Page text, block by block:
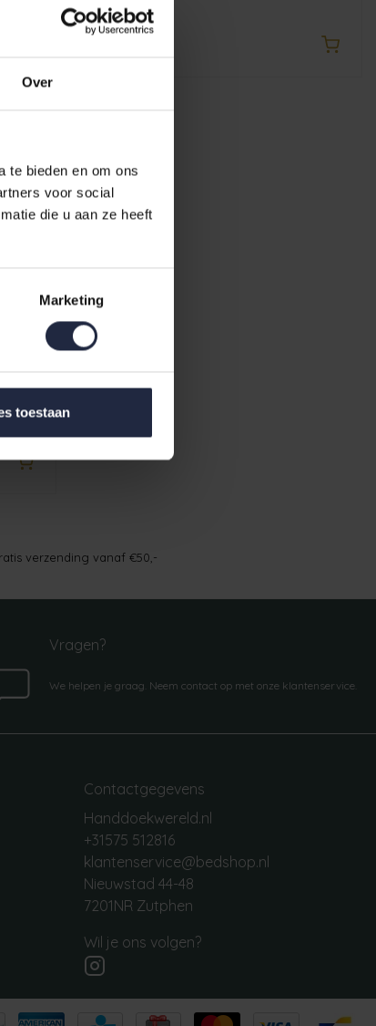
Over
te bieden en om ons
voor social
die u aan ze heeft
Marketing
toestaan
XS
verzending vanaf €50,-
Vragen?
We helpen je graag. Neem contact op met onze klantenservice.
Contactgegevens
Handdoekwereld.nl
+31575 512816
klantenservice@bedshop.nl
Nieuwstad 44-48
7201NR Zutphen
Wil je ons volgen?